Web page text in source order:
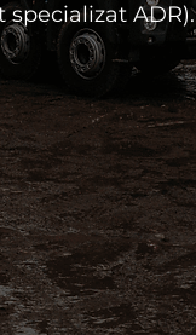
ADR).